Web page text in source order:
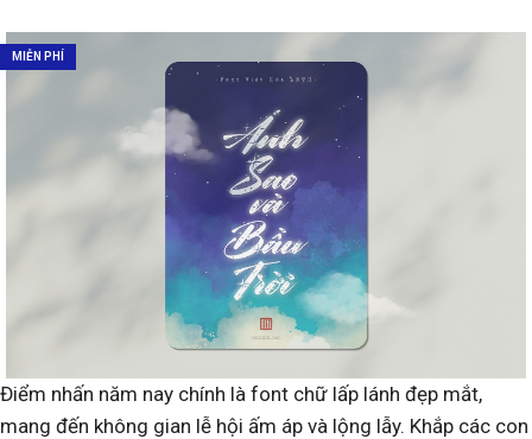
MIỄN PHÍ
Điểm nhấn năm nay chính là font chữ lấp lánh đẹp mắt,
mang đến không gian lễ hội ấm áp và lộng lẫy. Khắp các con